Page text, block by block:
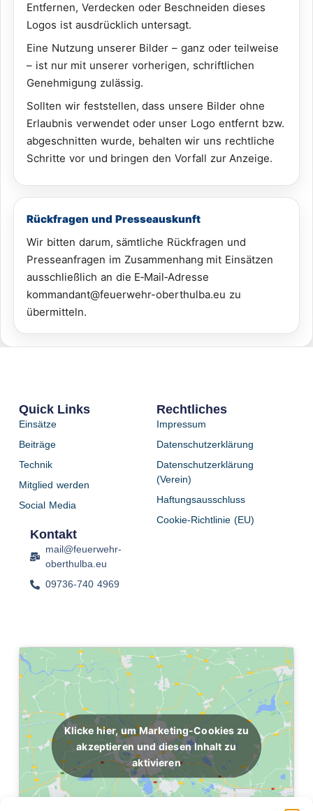
Entfernen, Verdecken oder Beschneiden dieses
Logos ist ausdrücklich untersagt.
Eine Nutzung unserer Bilder – ganz oder teilweise
– ist nur mit unserer vorherigen, schriftlichen
Genehmigung zulässig.
Sollten wir feststellen, dass unsere Bilder ohne
Erlaubnis verwendet oder unser Logo entfernt bzw.
abgeschnitten wurde, behalten wir uns rechtliche
Schritte vor und bringen den Vorfall zur Anzeige.
Rückfragen und Presseauskunft
Wir bitten darum, sämtliche Rückfragen und
Presseanfragen im Zusammenhang mit Einsätzen
ausschließlich an die E‑Mail‑Adresse
kommandant@feuerwehr-oberthulba.eu zu
übermitteln.
Quick Links
Einsätze
Beiträge
Technik
Mitglied werden
Social Media
Rechtliches
Impressum
Datenschutzerklärung
Datenschutzerklärung
(Verein)
Haftungsausschluss
Cookie-Richtlinie (EU)
Kontakt
mail@feuerwehr-
oberthulba.eu
09736-740 4969
Klicke hier, um Marketing-Cookies zu
akzeptieren und diesen Inhalt zu
aktivieren